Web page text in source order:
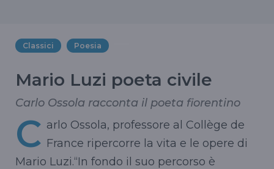
Classici Poesia
Mario Luzi poeta civile
Carlo Ossola racconta il poeta fiorentino
C arlo Ossola, professore al Collège de
France ripercorre la vita e le opere di
Mario Luzi.“In fondo il suo percorso è